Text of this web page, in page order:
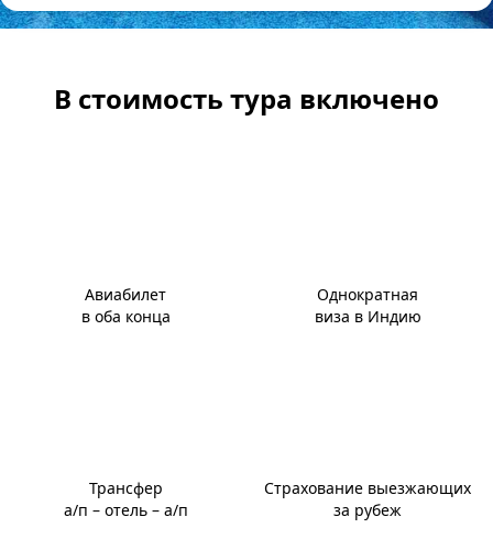
В стоимость тура включено
Авиабилет
в оба конца
Однократная
виза в Индию
Трансфер
а/п – отель – а/п
Страхование выезжающих
за рубеж